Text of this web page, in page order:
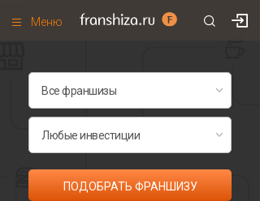
Меню
Франшизы по категориям
Рейтинг франшиз
Все франшизы списком
ПОДОБРАТЬ ФРАНШИЗУ